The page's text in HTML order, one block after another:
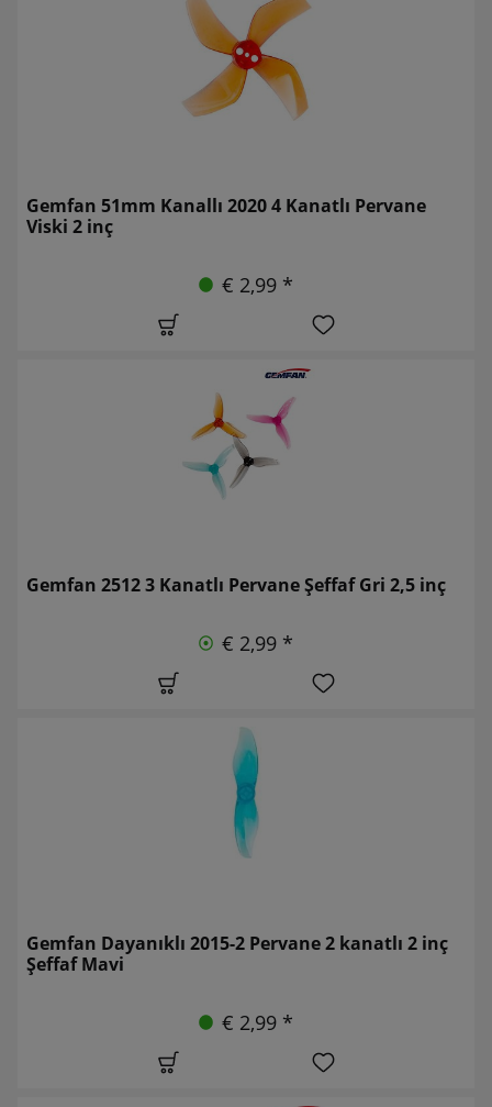
Gemfan 51mm Kanallı 2020 4 Kanatlı Pervane
Viski 2 inç
€ 2,99 *
Gemfan 2512 3 Kanatlı Pervane Şeffaf Gri 2,5 inç
€ 2,99 *
Gemfan Dayanıklı 2015-2 Pervane 2 kanatlı 2 inç
Şeffaf Mavi
€ 2,99 *